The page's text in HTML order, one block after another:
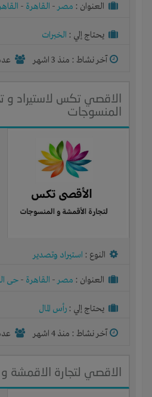
العنوان : مصر- القاهرة -
يحتاج إلي : الخبرات
آخر نشاط : منذ 3 اشهر عدد
الاقصي تكس لاستيراد و
المنسوجات
النوع : استيراد وتصدير
العنوان : مصر- القاهرة -حى
يحتاج إلي : رأس المال
آخر نشاط : منذ 4 اشهر عدد
الاقصي لتجارة الاقمشة